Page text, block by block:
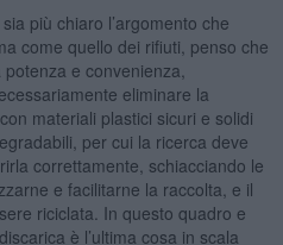
più chiaro l’argomento che
come quello dei rifiuti, penso che
e convenienza,
eliminare la
materiali plastici sicuri e solidi
per cui la ricerca deve
correttamente, schiacciando le
e facilitarne la raccolta, e il
riciclata. In questo quadro e
è l’ultima cosa in scala